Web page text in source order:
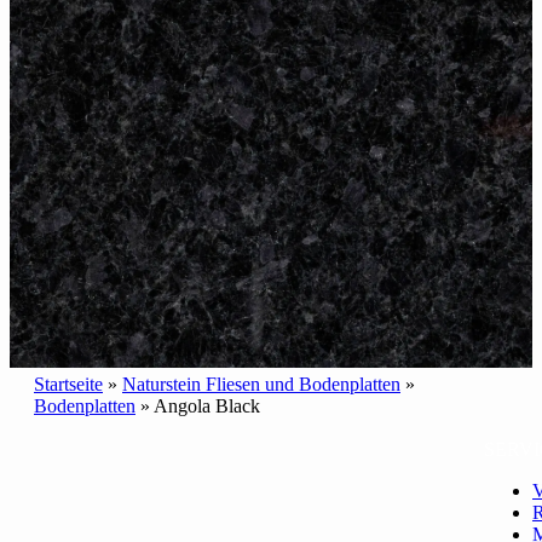
Startseite » Naturstein Fliesen und Bodenplatten »
Bodenplatten » Angola Black